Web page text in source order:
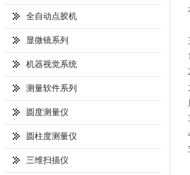
全自动点胶机
显微镜系列
机器视觉系统
测量软件系列
圆度测量仪
圆柱度测量仪
三维扫描仪